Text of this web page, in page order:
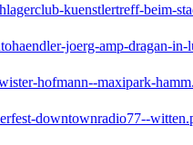
kuenstlertreff-beim-
joerg-amp-dragan-in-
hofmann--maxipark-
downtownradio77--